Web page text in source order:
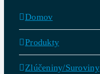
Domov
Produkty
Zlúčeniny/Suroviny